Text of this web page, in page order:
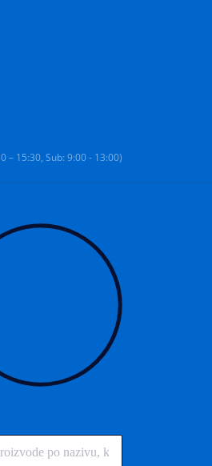
– 15:30, Sub: 9:00 - 13:00)